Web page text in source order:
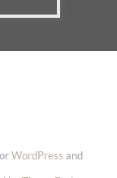
WordPress and